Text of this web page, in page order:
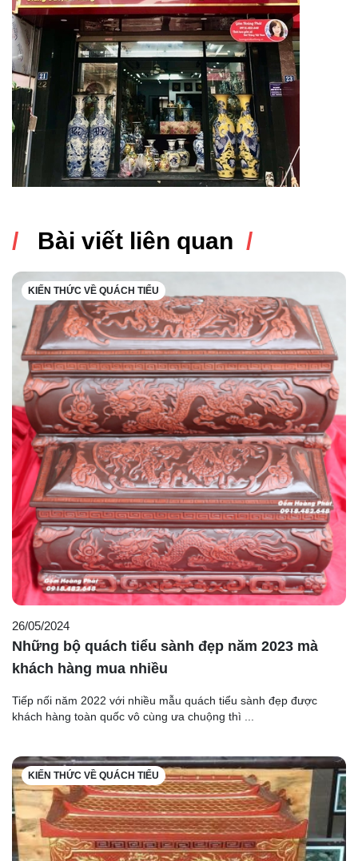
Bài viết liên quan
KIẾN THỨC VỀ QUÁCH TIỂU
26/05/2024
Những bộ quách tiểu sành đẹp năm 2023 mà
khách hàng mua nhiều
Tiếp nối năm 2022 với nhiều mẫu quách tiểu sành đẹp được
khách hàng toàn quốc vô cùng ưa chuộng thì ...
KIẾN THỨC VỀ QUÁCH TIỂU